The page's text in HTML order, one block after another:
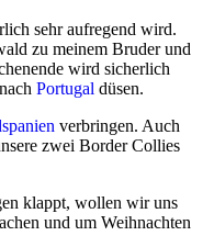
sehr aufregend wird.
zu meinem Bruder und
wird sicherlich
Portugal düsen.
verbringen. Auch
zwei Border Collies
klappt, wollen wir uns
und um Weihnachten